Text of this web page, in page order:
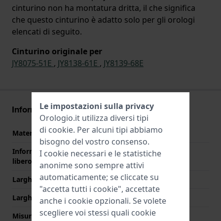
cinturino non ha montatura dritta, il che significa
che questo cinturino è adatto solo per gli orologi
elencati di seguito.
Cinturino originale per
JY8075-51E , JY8138-61E , JY8139-68E
Informazioni sul cinturino
Materiale Cinturino
Acciaio inox
Informazioni extra (testo
libero)
Stainless Steel Bracelet
Larghezza cinturino
22 mm
Larghezza tra Anse
22 mm
Misura cinturino alla fibbia
22 mm
Le impostazioni sulla privacy
Orologio.it utilizza diversi tipi
di cookie. Per alcuni tipi abbiamo
bisogno del vostro consenso.
I cookie necessari e le statistiche
anonime sono sempre attivi
automaticamente; se cliccate su
"accetta tutti i cookie", accettate
anche i cookie opzionali. Se volete
scegliere voi stessi quali cookie